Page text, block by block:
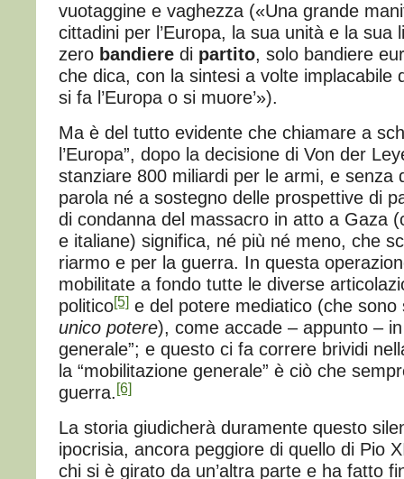
vuotaggine e vaghezza («Una grande
cittadini per l’Europa, la sua unità e la sua
zero bandiere di partito, solo bandiere
che dica, con la sintesi a volte implacabile
si fa l’Europa o si muore’»).
Ma è del tutto evidente che chiamare a
l’Europa”, dopo la decisione di Von der
stanziare 800 miliardi per le armi, e senza
parola né a sostegno delle prospettive di
di condanna del massacro in atto a Gaza
e italiane) significa, né più né meno, che
riarmo e per la guerra. In questa
mobilitate a fondo tutte le diverse
politico[5] e del potere mediatico (che
unico potere), come accade – appunto –
generale”; e questo ci fa correre brividi
la “mobilitazione generale” è ciò che
guerra. [6]
La storia giudicherà duramente questo
ipocrisia, ancora peggiore di quello di Pio
chi si è girato da un’altra parte e ha fatto